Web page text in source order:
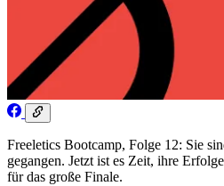
Freeletics Bootcamp, Folge 12: Sie
gegangen. Jetzt ist es Zeit, ihre
für das große Finale.